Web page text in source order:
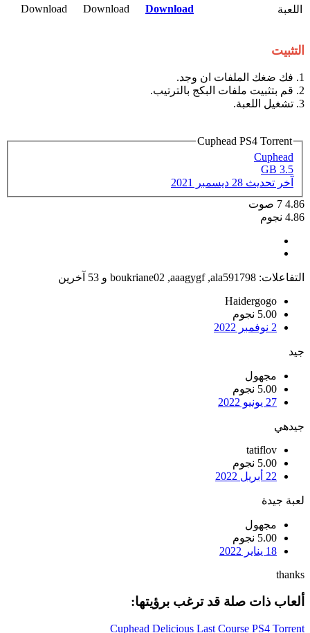
اللعبة​
Download
Download​
Download​
التثبيت
1. فك ضغك الملفات ان وجد.
2. قم بتثبيت ملفات البكج بالترتيب.
3. تشغيل اللعبة.
Cuphead PS4 Torrent
Cuphead
3.5 GB
آخر تحديث 28 ديسمبر 2021
4.86
7 صوت
4.86 نجوم
التفاعلات: ala591798
,
aaagygf
,
boukriane02 و 53 آخرين
Haidergogo
5.00 نجوم
2 نوفمبر 2022
جيد
مجهول
5.00 نجوم
27 يونيو 2022
جيدهي
tatiflov
5.00 نجوم
22 أبريل 2022
لعبة جيدة
مجهول
5.00 نجوم
18 يناير 2022
thanks
ألعاب ذات صلة قد ترغب برؤيتها:
Cuphead Delicious Last Course PS4 Torrent